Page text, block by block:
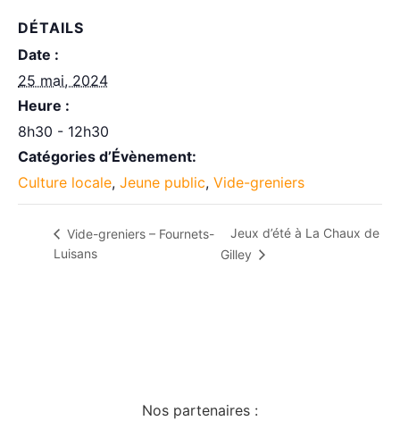
DÉTAILS
Date :
25 mai, 2024
Heure :
8h30 - 12h30
Catégories d’Évènement:
Culture locale, Jeune public, Vide-greniers
Vide-greniers – Fournets-
Luisans
Jeux d’été à La Chaux de
Gilley
Nos partenaires :